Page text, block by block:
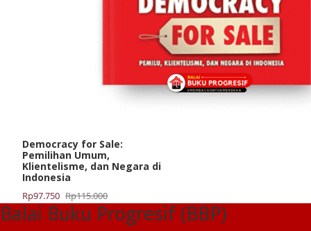
Democracy for Sale:
Pemilihan Umum,
Klientelisme, dan Negara di
Indonesia
Rp115.000
Harga
aslinya
adalah:
Rp97.750
Harga
saat
ini
Balai Buku Progresif (BBP)